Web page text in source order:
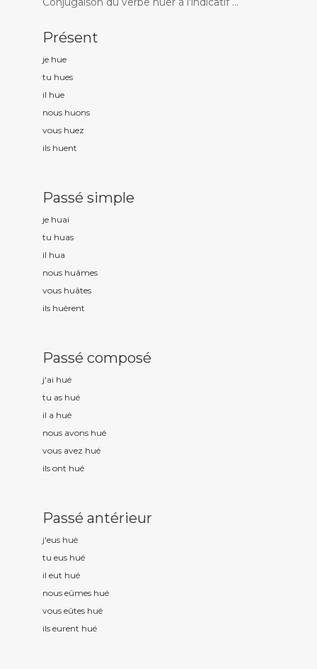
Présent
je hue
tu hues
il hue
nous huons
vous huez
ils huent
Passé simple
je huai
tu huas
il hua
nous huâmes
vous huâtes
ils huèrent
Passé composé
j'ai hué
tu as hué
il a hué
nous avons hué
vous avez hué
ils ont hué
Passé antérieur
j'eus hué
tu eus hué
il eut hué
nous eûmes hué
vous eûtes hué
ils eurent hué